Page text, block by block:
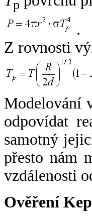
p
.
Z rovnosti
Modelování
odpovídat
samotný
přesto nám
vzdálenosti
Ověření